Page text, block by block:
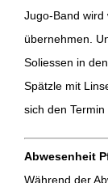
Jugo-Band wird
übernehmen.
Soliessen in
Spätzle mit
sich den
Abwesenheit
Während der